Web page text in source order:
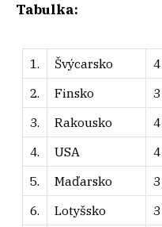
Tabulka:
1. Švýcarsko 4
2.
Finsko 3
3.
Rakousko 4
4.
USA 4
5.
Maďarsko 3
6.
Lotyšsko 3